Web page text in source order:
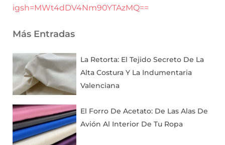
igsh=MWt4dDV4Nm90YTAzMQ==
Más Entradas
La Retorta: El Tejido Secreto De La
Alta Costura Y La Indumentaria
Valenciana
El Forro De Acetato: De Las Alas De
Avión Al Interior De Tu Ropa